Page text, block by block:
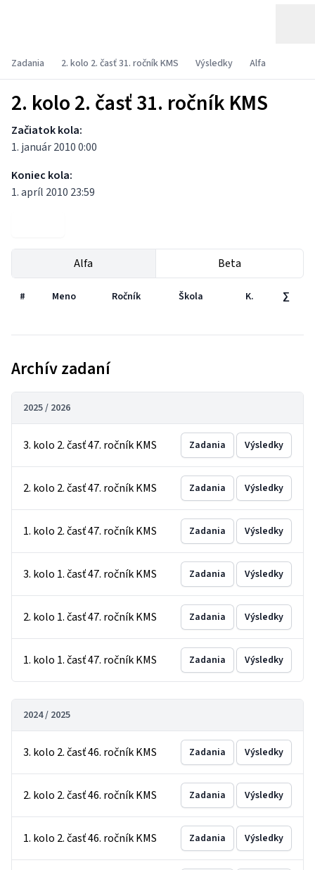
Zadania 2. kolo 2. časť 31. ročník KMS Výsledky Alfa
2. kolo 2. časť 31. ročník KMS
Začiatok kola:
1. január 2010 0:00
Koniec kola:
1. apríl 2010 23:59
Alfa Beta
# Meno Ročník Škola K. ∑
Archív zadaní
2025 / 2026
3. kolo 2. časť 47. ročník KMS Zadania Výsledky
2. kolo 2. časť 47. ročník KMS Zadania Výsledky
1. kolo 2. časť 47. ročník KMS Zadania Výsledky
3. kolo 1. časť 47. ročník KMS Zadania Výsledky
2. kolo 1. časť 47. ročník KMS Zadania Výsledky
1. kolo 1. časť 47. ročník KMS Zadania Výsledky
2024 / 2025
3. kolo 2. časť 46. ročník KMS Zadania Výsledky
2. kolo 2. časť 46. ročník KMS Zadania Výsledky
1. kolo 2. časť 46. ročník KMS Zadania Výsledky